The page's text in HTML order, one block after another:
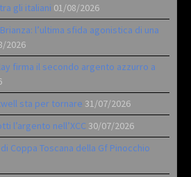
gli italiani 01/08/2026
l’ultima sfida agonistica di una
2026
firma il secondo argento azzurro a
sta per tornare 31/07/2026
l’argento nell’XCC 30/07/2026
Coppa Toscana della Gf Pinocchio